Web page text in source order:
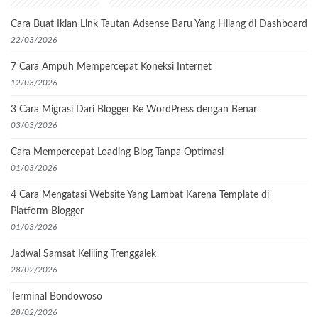
Cara Buat Iklan Link Tautan Adsense Baru Yang Hilang di Dashboard
22/03/2026
7 Cara Ampuh Mempercepat Koneksi Internet
12/03/2026
3 Cara Migrasi Dari Blogger Ke WordPress dengan Benar
03/03/2026
Cara Mempercepat Loading Blog Tanpa Optimasi
01/03/2026
4 Cara Mengatasi Website Yang Lambat Karena Template di
Platform Blogger
01/03/2026
Jadwal Samsat Keliling Trenggalek
28/02/2026
Terminal Bondowoso
28/02/2026